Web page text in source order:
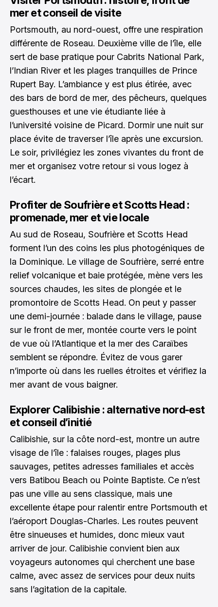
mer et conseil de visite
Portsmouth, au nord-ouest, offre une respiration
différente de Roseau. Deuxième ville de l’île, elle
sert de base pratique pour Cabrits National Park,
l’Indian River et les plages tranquilles de Prince
Rupert Bay. L’ambiance y est plus étirée, avec
des bars de bord de mer, des pêcheurs, quelques
guesthouses et une vie étudiante liée à
l’université voisine de Picard. Dormir une nuit sur
place évite de traverser l’île après une excursion.
Le soir, privilégiez les zones vivantes du front de
mer et organisez votre retour si vous logez à
l’écart.
Profiter de Soufrière et Scotts Head :
promenade, mer et vie locale
Au sud de Roseau, Soufrière et Scotts Head
forment l’un des coins les plus photogéniques de
la Dominique. Le village de Soufrière, serré entre
relief volcanique et baie protégée, mène vers les
sources chaudes, les sites de plongée et le
promontoire de Scotts Head. On peut y passer
une demi-journée : balade dans le village, pause
sur le front de mer, montée courte vers le point
de vue où l’Atlantique et la mer des Caraïbes
semblent se répondre. Évitez de vous garer
n’importe où dans les ruelles étroites et vérifiez la
mer avant de vous baigner.
Explorer Calibishie : alternative nord-est
et conseil d’initié
Calibishie, sur la côte nord-est, montre un autre
visage de l’île : falaises rouges, plages plus
sauvages, petites adresses familiales et accès
vers Batibou Beach ou Pointe Baptiste. Ce n’est
pas une ville au sens classique, mais une
excellente étape pour ralentir entre Portsmouth et
l’aéroport Douglas-Charles. Les routes peuvent
être sinueuses et humides, donc mieux vaut
arriver de jour. Calibishie convient bien aux
voyageurs autonomes qui cherchent une base
calme, avec assez de services pour deux nuits
sans l’agitation de la capitale.